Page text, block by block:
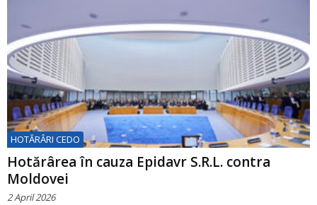
HOTĂRÂRI CEDO
Hotărârea în cauza Epidavr S.R.L. contra
Moldovei
2 April 2026